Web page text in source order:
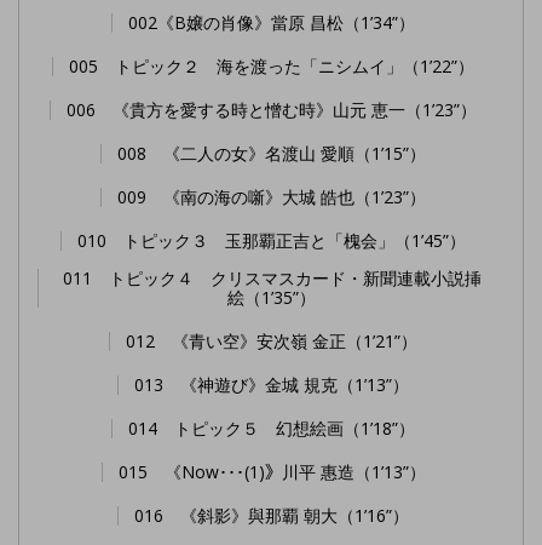
002《B嬢の肖像》當原 昌松（1’34”）
005 トピック２ 海を渡った「ニシムイ」（1’22”）
006 《貴方を愛する時と憎む時》山元 恵一（1’23”）
008 《二人の女》名渡山 愛順（1’15”）
009 《南の海の噺》大城 皓也（1’23”）
010 トピック３ 玉那覇正吉と「槐会」（1’45”）
011 トピック４ クリスマスカード・新聞連載小説挿
絵（1’35”）
012 《青い空》安次嶺 金正（1’21”）
013 《神遊び》金城 規克（1’13”）
014 トピック５ 幻想絵画（1’18”）
015 《Now･･･(1)》川平 惠造（1’13”）
016 《斜影》與那覇 朝大（1’16”）